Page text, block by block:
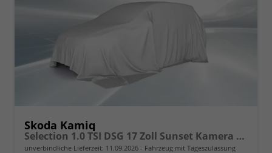
Skoda Kamiq
Selection 1.0 TSI DSG 17 Zoll Sunset Kamera PDC v+h
unverbindliche Lieferzeit: 11.09.2026 Fahrzeug mit Tageszulassung